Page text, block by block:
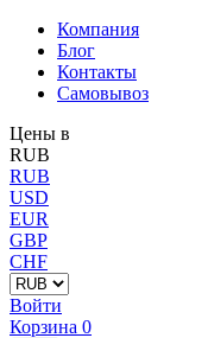
Компания
Блог
Контакты
Самовывоз
Цены в
RUB
RUB
USD
EUR
GBP
CHF
Войти
Корзина 0